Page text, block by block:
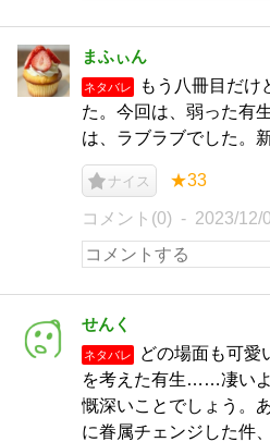
まふぃん
ネタバレ
もう八冊目だけ
た。今回は、弱った有
は、ラブラブでした。
ナイス ★33
コメント(0) 2023/12/
せんく
ネタバレ
どの場面も可愛
を考えた有生……凄い
慨深いことでしょう。
に眷属チェンジした件